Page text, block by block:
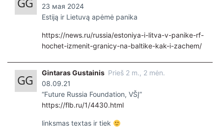
23 мая 2024
Estiją ir Lietuvą apėmė panika
https://news.ru/russia/estoniya-i-litva-v-panike-rf-
hochet-izmenit-granicy-na-baltike-kak-i-zachem/
Gintaras Gustainis Prieš 2 m., 2 mėn.
08.09.21
“Future Russia Foundation, VŠĮ”
https://flb.ru/1/4430.html
linksmas textas ir tiek